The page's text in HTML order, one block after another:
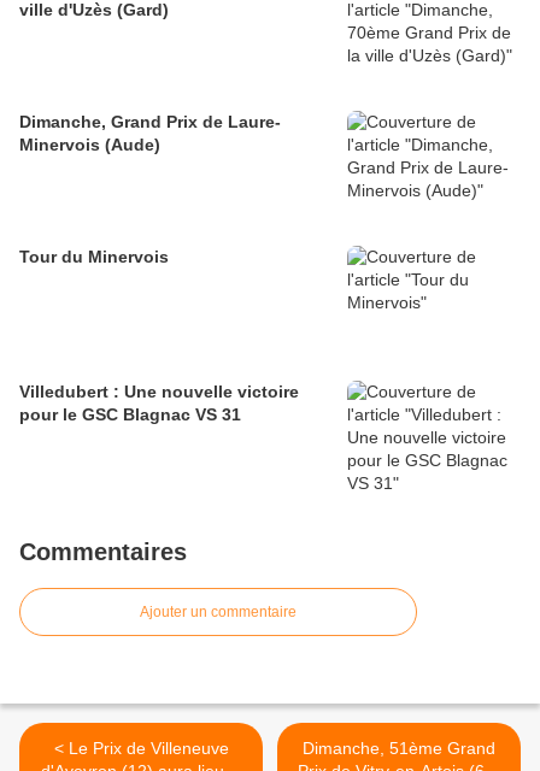
ville d'Uzès (Gard)
Dimanche, Grand Prix de Laure-
Minervois (Aude)
Tour du Minervois
Villedubert : Une nouvelle victoire
pour le GSC Blagnac VS 31
Commentaires
Ajouter un commentaire
< Le Prix de Villeneuve
Dimanche, 51ème Grand